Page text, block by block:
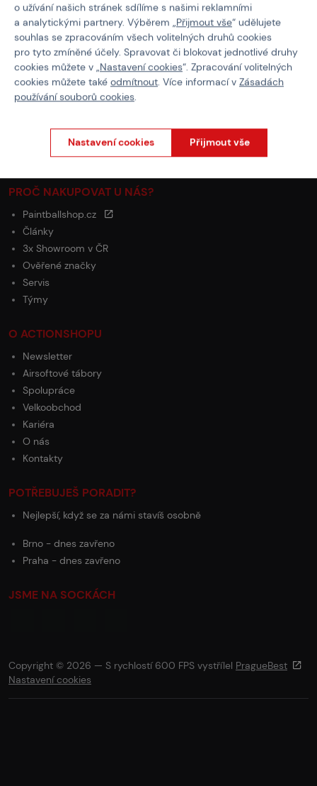
O NÁKUPU
Platba
Doprava
Obchodní podmínky
Všeobecné podmínky programu Týmy
Odstoupení od smlouvy
Ochrana osobních údajů
PROČ NAKUPOVAT U NÁS?
Paintballshop.cz
Články
3x Showroom v ČR
Ověřené značky
Servis
Týmy
O ACTIONSHOPU
Newsletter
Airsoftové tábory
Spolupráce
Velkoobchod
Kariéra
O nás
Kontakty
POTŘEBUJEŠ PORADIT?
Nejlepší, když se za námi stavíš osobně
Brno - dnes zavřeno
Praha - dnes zavřeno
JSME NA SOCKÁCH
Copyright © 2026 — S rychlostí 600 FPS vystřílel PragueBest
Nastavení cookies
o užívání našich stránek sdílíme s našimi reklamními
a analytickými partnery. Výběrem „Přijmout vše“ udělujete
souhlas se zpracováním všech volitelných druhů cookies
pro tyto zmíněné účely. Spravovat či blokovat jednotlivé druhy
cookies můžete v „Nastavení cookies“. Zpracování volitelných
cookies můžete také odmítnout. Více informací v Zásadách
používání souborů cookies.
Nastavení cookies Přijmout vše